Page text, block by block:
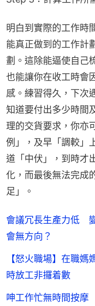
明白到實際的工作時
能真正做到的工作計
劃。這除能逼使自己
也能讓你在收工時會
感。練習得久，下次
知道要付出多少時間
理的交貨要求，你亦
例」，及早「調較」
道「中伏」，到時才
化，而最後無法完成
足」。
會議冗長生產力低
會無方向？
【怒火職場】在職
時放工非攞着數
呻工作忙無時間按